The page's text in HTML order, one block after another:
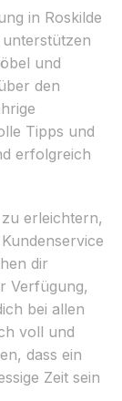
in Roskilde
und
den
Tipps und
erfolgreich
erleichtern,
dir
Verfügung,
bei allen
voll und
dass ein
Zeit sein